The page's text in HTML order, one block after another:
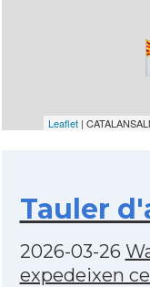
Leaflet |
Tauler
2026-03-26
expedeixen